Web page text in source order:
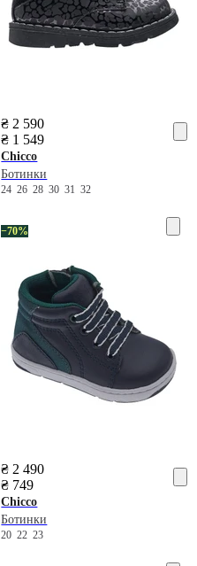
₴ 2 590
₴ 1 549
Chicco
Ботинки
242628303132
−70%
₴ 2 490
₴ 749
Chicco
Ботинки
202223